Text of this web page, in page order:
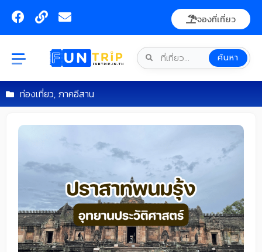
content
F
a
c
e
b
o
o
k
L
i
n
E
v
e
l
o
p
e
จองที่เที่ยว
ค้นหา
ท่องเที่ยว, ภาคอีสาน